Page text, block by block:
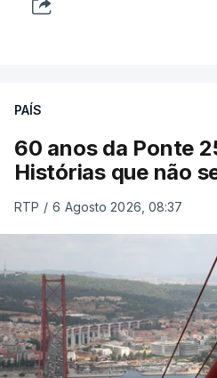
PAÍS
60 anos da Ponte
Histórias que não
RTP / 6 Agosto 2026, 08:37